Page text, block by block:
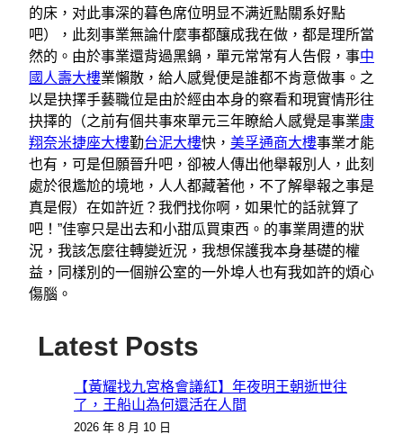
的床，对此事深的暮色席位明显不满近點關系好點
吧），此刻事業無論什麼事都釀成我在做，都是理所當
然的。由於事業還背過黑鍋，單元常常有人告假，事中
國人壽大樓業懶散，給人感覺便是誰都不肯意做事。之
以是抉擇手藝職位是由於經由本身的察看和現實情形往
抉擇的（之前有個共事來單元三年瞭給人感覺是事業康
翔奈米捷座大樓勤台泥大樓快， 美孚通商大樓事業才能
也有，可是但願晉升吧，卻被人傳出他舉報別人，此刻
處於很尷尬的境地，人人都藏著他，不了解舉報之事是
真是假）在如許近？我們找你啊，如果忙的話就算了
吧！”佳寧只是出去和小甜瓜買東西。的事業周遭的狀
況，我該怎麼往轉變近況，我想保護我本身基礎的權
益，同樣別的一個辦公室的一外埠人也有我如許的煩心
傷腦。
Latest Posts
【黃耀找九宮格會議紅】年夜明王朝逝世往
了，王船山為何還活在人間
2026 年 8 月 10 日